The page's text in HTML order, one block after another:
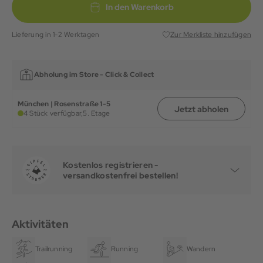
In den Warenkorb
Lieferung in 1-2 Werktagen Zur Merkliste hinzufügen
Abholung im Store - Click & Collect
München | Rosenstraße 1-5
4 Stück verfügbar,5. Etage Jetzt abholen
Kostenlos registrieren -
versandkostenfrei bestellen!
Aktivitäten
Trailrunning Running Wandern